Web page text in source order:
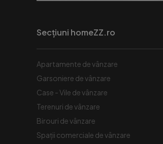
Secțiuni homeZZ.ro
Apartamente de vânzare
Garsoniere de vânzare
Case - Vile de vânzare
Terenuri de vânzare
Birouri de vânzare
Spaţii comerciale de vânzare